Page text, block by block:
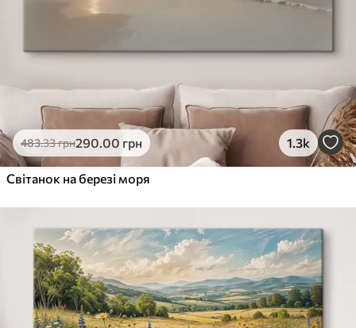
483.33грн290.00 грн 1.3k
Світанок на березі моря